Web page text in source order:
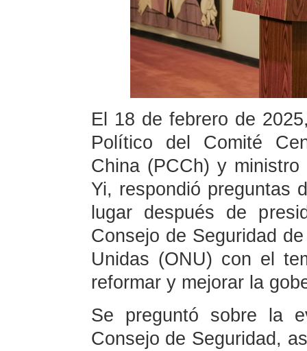
El 18 de febrero de
Político del Comité
China (PCCh) y
Yi, respondió preguntas
lugar después de
Consejo de Seguridad
Unidas (ONU) con el
reformar y mejorar la
Se preguntó sobre la
Consejo de Seguridad,